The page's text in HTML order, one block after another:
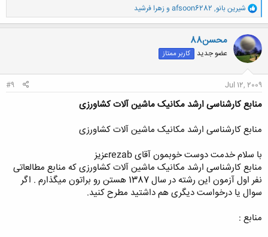
و
ا
ک
ن
ش
ه
ا
شیرین بانو,
afsoon6282 وزهرا فرشید
محسن88
عضو جدید کاربر ممتاز
Jul 12, 2009
#9
منابع کارشناسی ارشد مکانیک ماشین آلات کشاورزی
منابع کارشناسی ارشد مکانیک ماشین آلات کشاورزی
با سلام خدمت دوست خوبمون آقای rezabعزیز
منابع کارشناسی ارشد مکانیک ماشین آلات کشاورزی که منابع مطالعاتی
نفر اول آزمون این رشته در سال 1387 هستن رو براتون میگذارم . اگر
سوال یا درخواست دیگری هم داشتید مطرح کنید.
منابع :